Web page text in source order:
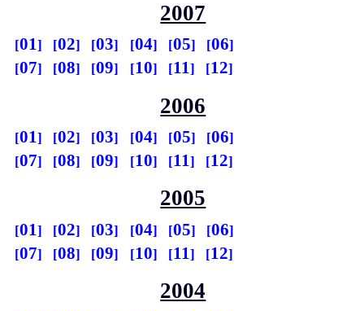
2007
01 02 03 04 05
06
07
08 09 10 11 12
2006
01 02 03 04 05
06
07
08 09 10 11 12
2005
01 02 03 04 05
06
07
08 09 10 11 12
2004